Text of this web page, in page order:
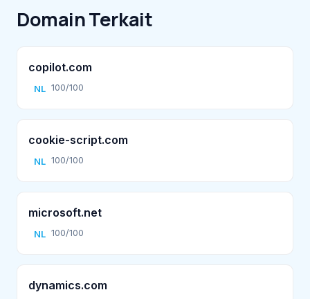
Domain Terkait
copilot.com
NL 100/100
cookie-script.com
NL 100/100
microsoft.net
NL 100/100
dynamics.com